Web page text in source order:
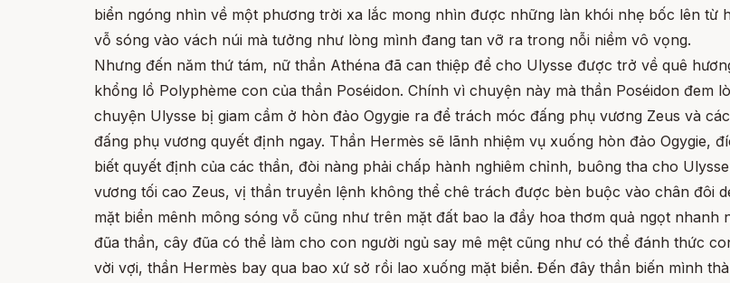
biển ngóng nhìn về một phương trời xa lắc mong nhìn được những làn khói nhẹ bốc lên từ
vỗ sóng vào vách núi mà tưởng như lòng mình đang tan vỡ ra trong nỗi niềm vô vọng.
Nhưng đến năm thứ tám, nữ thần Athéna đã can thiệp để cho Ulysse được trở về quê
khổng lồ Polyphème con của thần Poséidon. Chính vì chuyện này mà thần Poséidon đem
chuyện Ulysse bị giam cầm ở hòn đảo Ogygie ra để trách móc đấng phụ vương Zeus và
đấng phụ vương quyết định ngay. Thần Hermès sẽ lãnh nhiệm vụ xuống hòn đảo Ogygie,
biết quyết định của các thần, đòi nàng phải chấp hành nghiêm chỉnh, buông tha cho
vương tối cao Zeus, vị thần truyền lệnh không thể chê trách được bèn buộc vào chân đôi
mặt biển mênh mông sóng vỗ cũng như trên mặt đất bao la đầy hoa thơm quả ngọt
đũa thần, cây đũa có thể làm cho con người ngủ say mê mệt cũng như có thể đánh thức
vời vợi, thần Hermès bay qua bao xứ sở rồi lao xuống mặt biển. Đến đây thần biến mình